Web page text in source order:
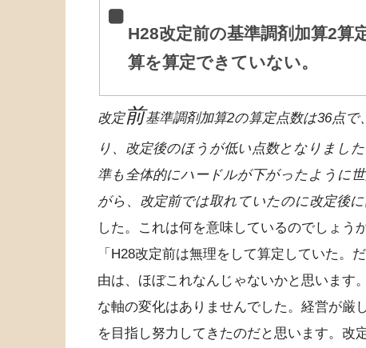
H28改定前の基準調剤加算2算
算を算定できていない。
改定前基準調剤加算2の算定点数は36点で
り、改定後のほうが低い点数となりまし
準も全体的にハードルが下がったように
がら、改定前では取れていたのに改定後
した。これは何を意味しているのでしょう
「H28改定前は無理をして算定していた。
由は、ほぼこれなんじゃないかと思います
な軸の変化はありませんでした。経営が厳
を目指し努力してきたのだと思います。改